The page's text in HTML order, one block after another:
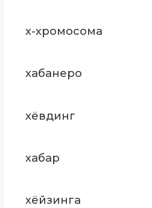
х-хромосома
хабанеро
хёвдинг
хабар
хёйзинга